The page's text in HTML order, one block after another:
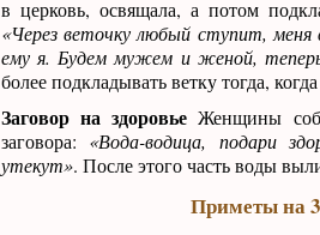
в церковь, освящала, а потом
«Через веточку любый ступит,
ему я. Будем мужем и женой,
более подкладывать ветку тогда,
Заговор на здоровье Женщины
заговора: «Вода-водица, подари
утекут». После этого часть воды
Приметы на